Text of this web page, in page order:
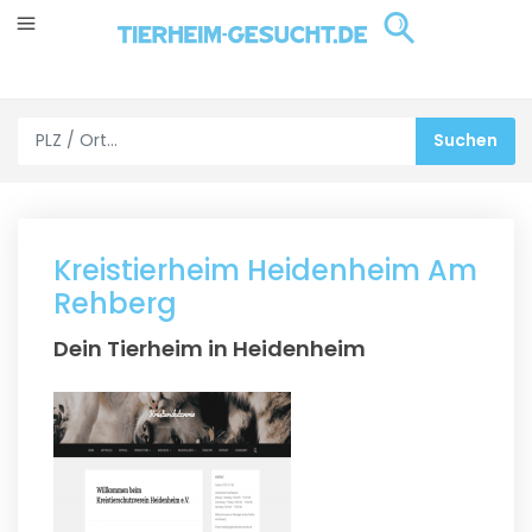
Kreistierheim Heidenheim Am
Rehberg
Dein Tierheim in Heidenheim